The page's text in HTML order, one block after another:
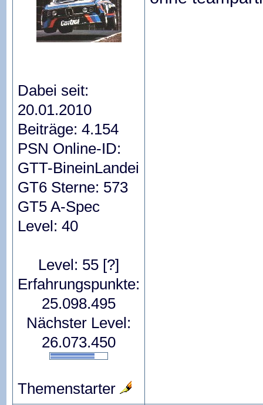
Dabei seit:
20.01.2010
Beiträge: 4.154
PSN Online-ID:
GTT-BineinLandei
GT6 Sterne: 573
GT5 A-Spec
Level: 40
Level: 55 [?]
Erfahrungspunkte:
25.098.495
Nächster Level:
26.073.450
Themenstarter